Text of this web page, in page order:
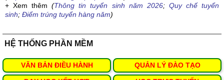
+ Xem thêm(Thông tin tuyển sinh năm 2026; Quy chế tuyển
sinh; Điểm trúng tuyển hàng năm)
HỆ THỐNG PHẦN MỀM
VĂN BẢN ĐIỀU HÀNH QUẢN LÝ ĐÀO TẠO